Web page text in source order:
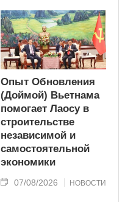
Опыт Обновления
(Доймой) Вьетнама
помогает Лаосу в
строительстве
независимой и
самостоятельной
экономики
07/08/2026 НОВОСТИ